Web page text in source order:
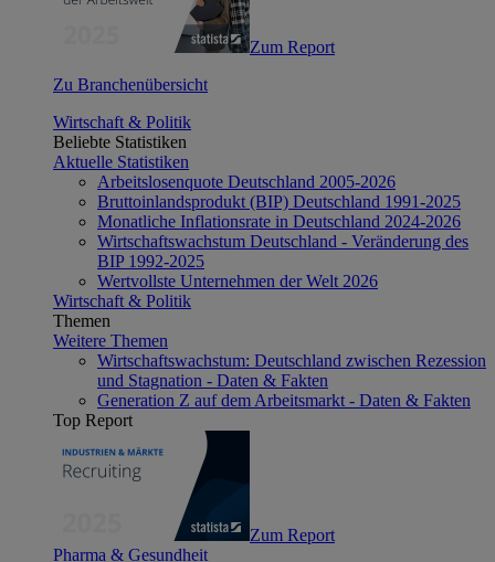
Zum Report
Zu Branchenübersicht
Wirtschaft & Politik
Beliebte Statistiken
Aktuelle Statistiken
Arbeitslosenquote Deutschland 2005-2026
Bruttoinlandsprodukt (BIP) Deutschland 1991-2025
Monatliche Inflationsrate in Deutschland 2024-2026
Wirtschaftswachstum Deutschland - Veränderung des
BIP 1992-2025
Wertvollste Unternehmen der Welt 2026
Wirtschaft & Politik
Themen
Weitere Themen
Wirtschaftswachstum: Deutschland zwischen Rezession
und Stagnation - Daten & Fakten
Generation Z auf dem Arbeitsmarkt - Daten & Fakten
Top Report
Zum Report
Pharma & Gesundheit